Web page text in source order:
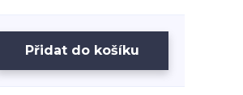
Přidat do košíku